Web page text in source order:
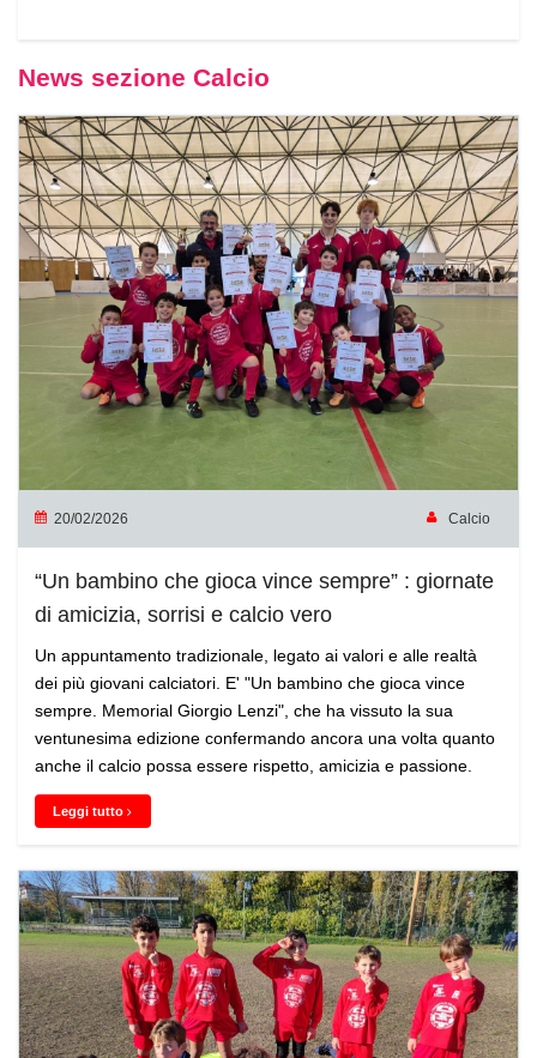
News sezione Calcio
20/02/2026 Calcio
“Un bambino che gioca vince sempre” : giornate
di amicizia, sorrisi e calcio vero
Un appuntamento tradizionale, legato ai valori e alle realtà
dei più giovani calciatori. E' "Un bambino che gioca vince
sempre. Memorial Giorgio Lenzi", che ha vissuto la sua
ventunesima edizione confermando ancora una volta quanto
anche il calcio possa essere rispetto, amicizia e passione.
Leggi tutto